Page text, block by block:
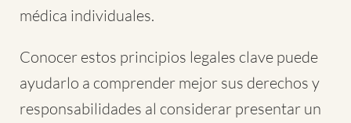
médica individuales.
Conocer estos principios legales clave puede
ayudarlo a comprender mejor sus derechos y
responsabilidades al considerar presentar un